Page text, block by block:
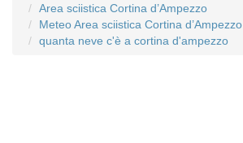
Area sciistica Cortina d’Ampezzo
Meteo Area sciistica Cortina d’Ampezzo
quanta neve c'è a cortina d'ampezzo